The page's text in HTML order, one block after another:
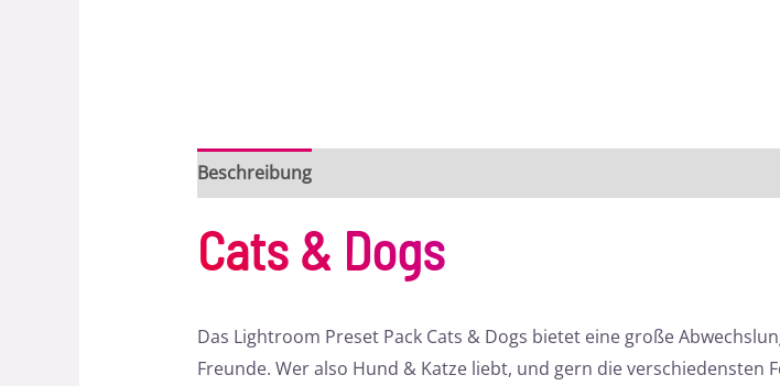
Beschreibung
Cats & Dogs
Das Lightroom Preset Pack Cats & Dogs bietet eine große
Freunde. Wer also Hund & Katze liebt, und gern die